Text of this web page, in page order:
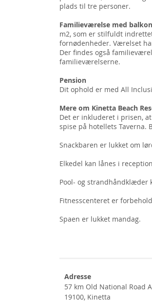
plads til tre personer.
Familieværelse med
m2, som er stilfuldt
fornødenheder. Værelset
Der findes også
familieværelserne.
Pension
Dit ophold er med All
Mere om Kinetta Beach
Det er inkluderet i prisen,
spise på hotellets Taverna.
Snackbaren er lukket om
Elkedel kan lånes i
Pool- og strandhåndklæder
Fitnesscenteret er
Spaen er lukket mandag.
Adresse
57 km Old National Road
19100, Kinetta